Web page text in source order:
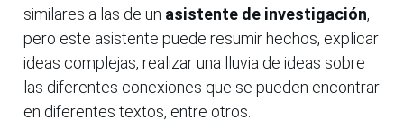
similares a las de un asistente de investigación,
pero este asistente puede resumir hechos, explicar
ideas complejas, realizar una lluvia de ideas sobre
las diferentes conexiones que se pueden encontrar
en diferentes textos, entre otros.